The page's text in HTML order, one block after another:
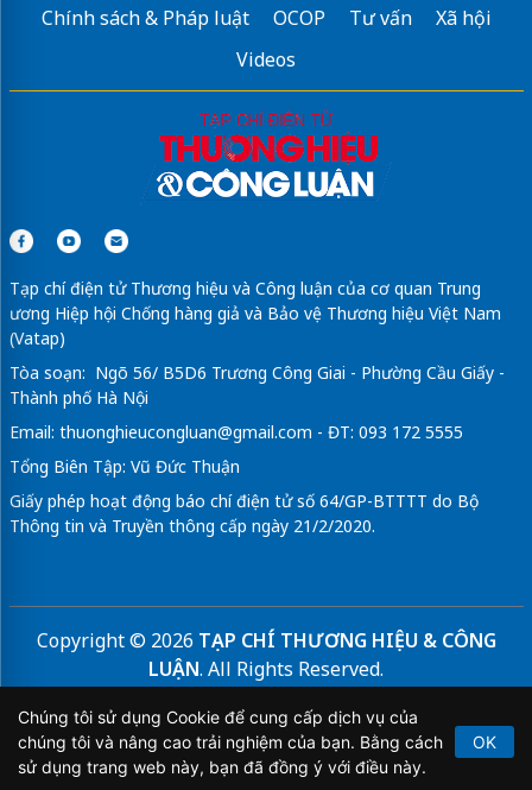
Chính sách & Pháp luật
OCOP Tư vấn
Xã hội
Videos
Tạp chí điện tử Thương hiệu và Công luận của cơ quan Trung
ương Hiệp hội Chống hàng giả và Bảo vệ Thương hiệu Việt Nam
(Vatap)
Tòa soạn: Ngõ 56/ B5D6 Trương Công Giai - Phường Cầu Giấy -
Thành phố Hà Nội
Email: thuonghieucongluan@gmail.com - ĐT: 093 172 5555
Tổng Biên Tập: Vũ Đức Thuận
Giấy phép hoạt động báo chí điện tử số 64/GP-BTTTT do Bộ
Thông tin và Truyền thông cấp ngày 21/2/2020.
Copyright © 2026 TẠP CHÍ THƯƠNG HIỆU & CÔNG
LUẬN. All Rights Reserved.
Bản quyền thuộc Tạp chí Thương hiệu và Công luận. Cấm
sao chép dưới mọi hình thức nếu không có sự chấp thuận
bằng văn bản.
Chúng tôi sử dụng Cookie để cung cấp dịch vụ của
chúng tôi và nâng cao trải nghiệm của bạn. Bằng cách
sử dụng trang web này, bạn đã đồng ý với điều này.
OK